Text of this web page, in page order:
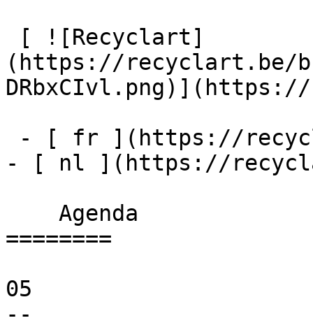
(https://recyclart.be/
- [ nl ](https://
========
05
--